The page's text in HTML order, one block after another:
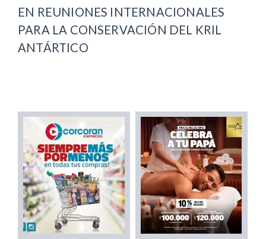
EN REUNIONES INTERNACIONALES
PARA LA CONSERVACIÓN DEL KRIL
ANTÁRTICO